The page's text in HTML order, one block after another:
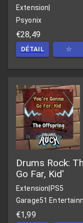
Extension
Psyonix
€28,49
DÉTAIL ☆
Drums Rock:
Go Far, Kid'
Extension|PS5
Garage51
€1,99